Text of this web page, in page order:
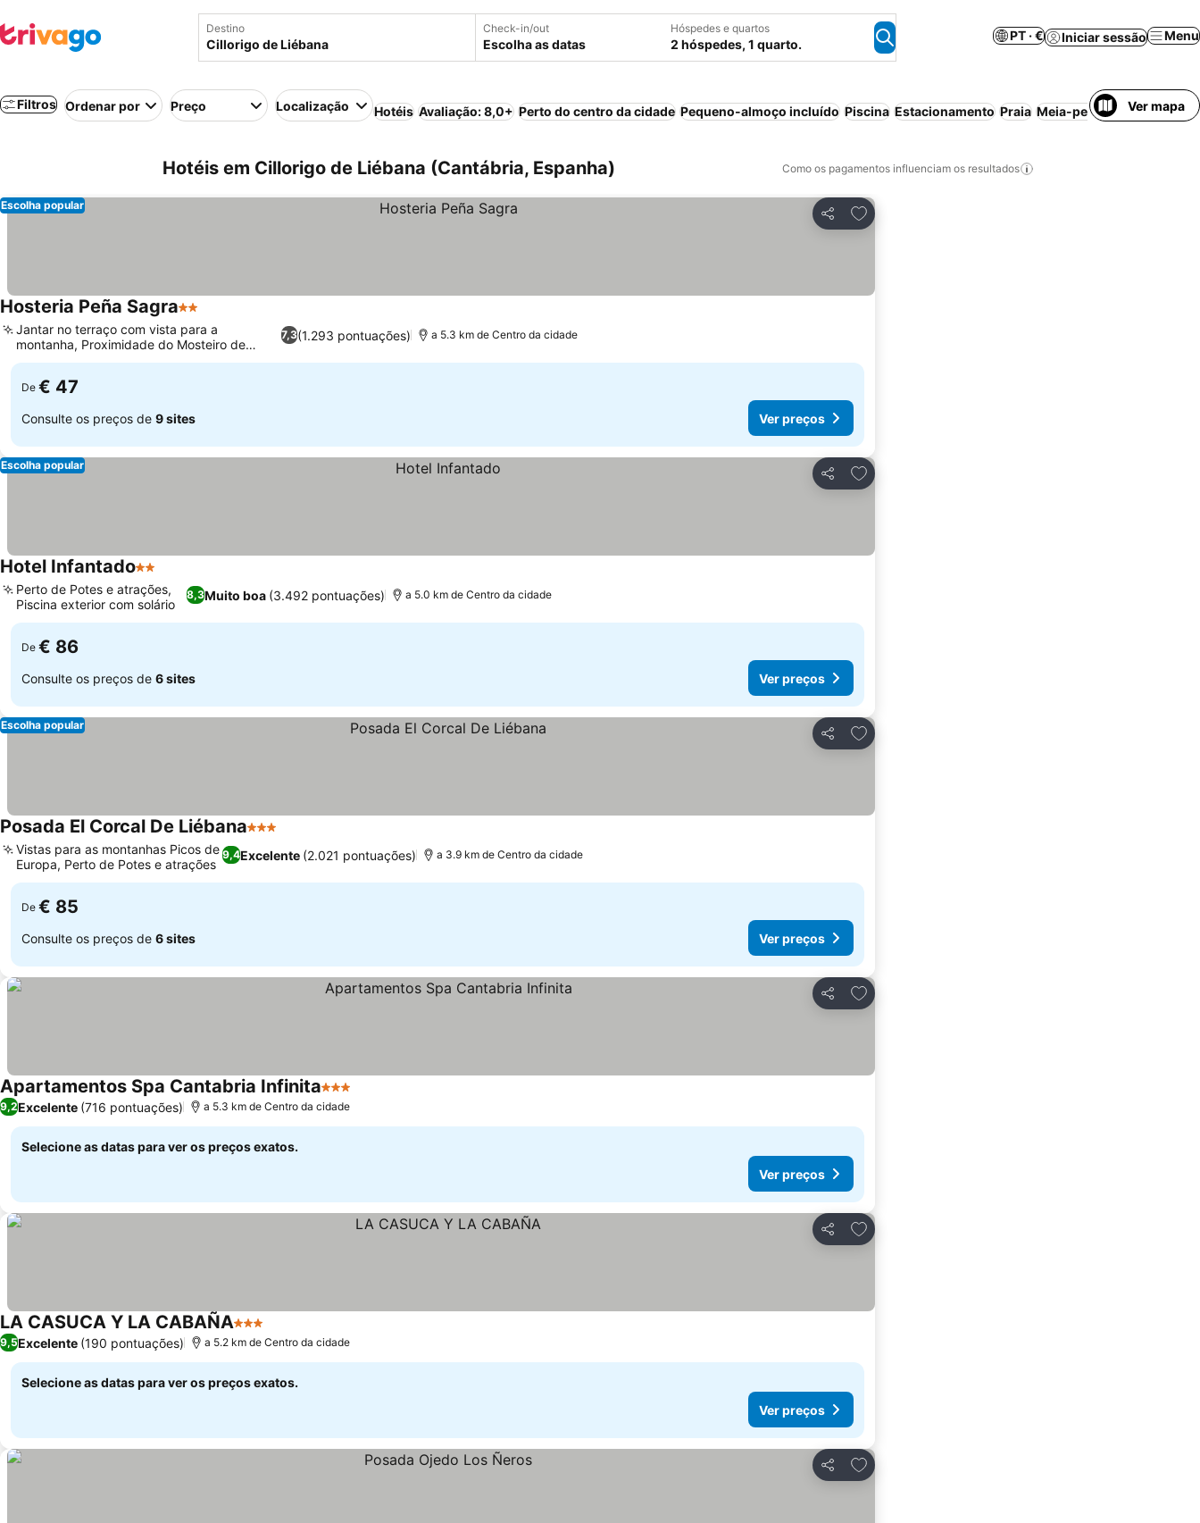
Destino Check-in/out
Escolha as datas
Hóspedes e quartos
2 hóspedes, 1 quarto.
PT · € Iniciar sessão Menu
Filtros Ordenar por Preço Localização Hotéis Avaliação: 8,0+ Perto do centro da cidade Pequeno-almoço incluído Piscina Estacionamento Praia Meia-pensão Aparthotel
Ver mapa
Hotéis em Cillorigo de Liébana (Cantábria, Espanha) Como os pagamentos influenciam os resultados
Partilhar
Adicionar aos favoritos
Escolha popular
Hosteria Peña Sagra2 Estrelas
7,3(1.293 pontuações)
Jantar no terraço com vista para a
montanha, Proximidade do Mosteiro de
Santo Toribio
a 5.3 km de Centro da cidade
De € 47
Consulte os preços de 9 sites Ver preços
Partilhar
Adicionar aos favoritos
Escolha popular
Hotel Infantado2 Estrelas
8,3Muito boa (3.492 pontuações)
Perto de Potes e atrações,
Piscina exterior com solário
a 5.0 km de Centro da cidade
De € 86
Consulte os preços de 6 sites Ver preços
Partilhar
Adicionar aos favoritos
Escolha popular
Posada El Corcal De Liébana3 Estrelas
9,4Excelente (2.021 pontuações)
Vistas para as montanhas Picos de
Europa, Perto de Potes e atrações
a 3.9 km de Centro da cidade
De € 85
Consulte os preços de 6 sites Ver preços
Partilhar
Adicionar aos favoritos
Apartamentos Spa Cantabria Infinita3 Estrelas
9,2Excelente (716 pontuações) a 5.3 km de Centro da cidade
Selecione as datas para ver os preços exatos.
Ver preços
Partilhar
Adicionar aos favoritos
LA CASUCA Y LA CABAÑA3 Estrelas
9,5Excelente (190 pontuações) a 5.2 km de Centro da cidade
Selecione as datas para ver os preços exatos.
Ver preços
Partilhar
Adicionar aos favoritos